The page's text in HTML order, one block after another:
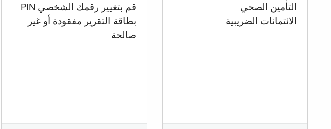
قم بتغيير رقمك الشخصي PIN
بطاقة التقرير مفقودة أو غير
صالحة
التأمين الصحي
الائتمانات الضريبية